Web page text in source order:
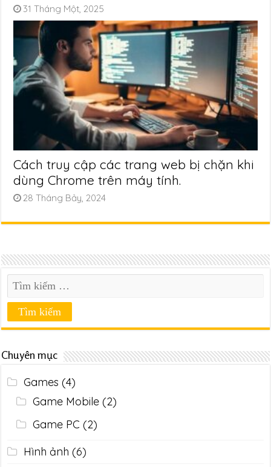
31 Tháng Một, 2025
Cách truy cập các trang web bị chặn khi
dùng Chrome trên máy tính.
28 Tháng Bảy, 2024
Chuyên mục
Games (4)
Game Mobile(2)
Game PC (2)
Hình ảnh (6)